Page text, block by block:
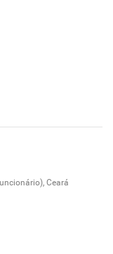
Ceará